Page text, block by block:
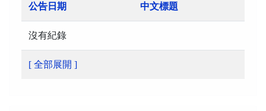
公告日期 中文標題
沒有紀錄
[ 全部展開 ]